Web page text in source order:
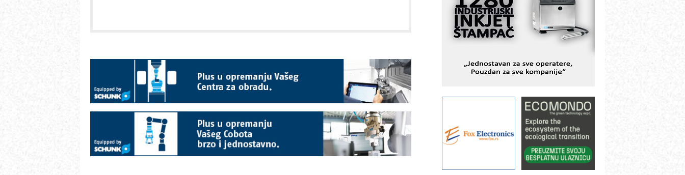
Alba d.o.o. – 35 godina preciznosti u
metrologiji i pametnim dozirnim
rešenjima
IBeRTIM - oprema za ispitivanje
STAUFF – Komponente koje
povećavaju pouzdanost hidrauličkih
YAMADA pumpe – japanska
pouzdanost u transferu fluida
Filtration Group Industrial – Napredna
rešenja za filtraciju u hidrauličkim i
procesnim sistemima
RILINEX kompanije Rittal